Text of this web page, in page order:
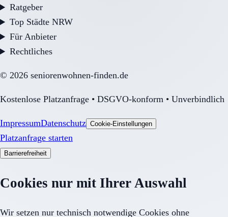
Ratgeber
Top Städte NRW
Für Anbieter
Rechtliches
© 2026 seniorenwohnen-finden.de
Kostenlose Platzanfrage • DSGVO-konform • Unverbindlich
ImpressumDatenschutz Cookie-Einstellungen
Platzanfrage starten
Barrierefreiheit
Cookies nur mit Ihrer Auswahl
Wir setzen nur technisch notwendige Cookies ohne